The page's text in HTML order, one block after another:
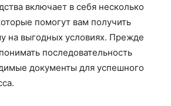
включает в себя несколько
помогут вам получить
на выгодных условиях. Прежде
последовательность
документы для успешного